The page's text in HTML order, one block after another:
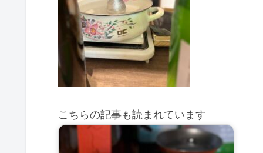
こちらの記事も読まれています